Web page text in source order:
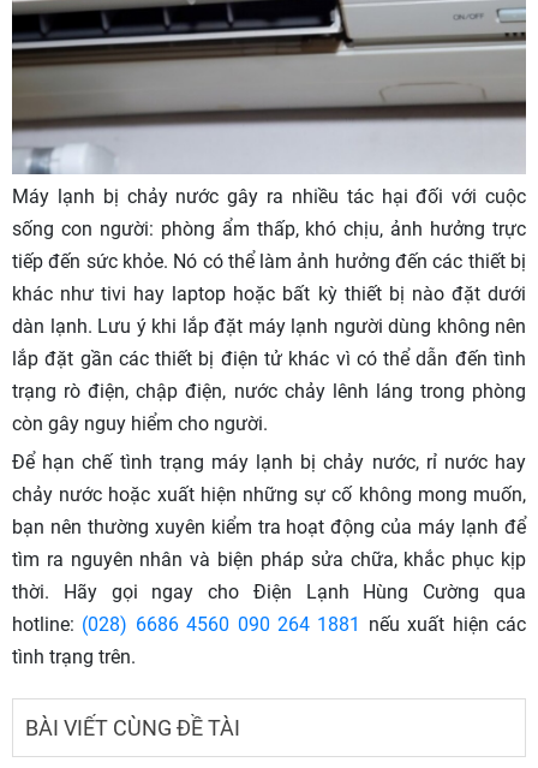
Máy lạnh bị chảy nước gây ra nhiều tác hại đối với cuộc
sống con người: phòng ẩm thấp, khó chịu, ảnh hưởng trực
tiếp đến sức khỏe. Nó có thể làm ảnh hưởng đến các thiết bị
khác như tivi hay laptop hoặc bất kỳ thiết bị nào đặt dưới
dàn lạnh. Lưu ý khi lắp đặt máy lạnh người dùng không nên
lắp đặt gần các thiết bị điện tử khác vì có thể dẫn đến tình
trạng rò điện, chập điện, nước chảy lênh láng trong phòng
còn gây nguy hiểm cho người.
Để hạn chế tình trạng máy lạnh bị chảy nước, rỉ nước hay
chảy nước hoặc xuất hiện những sự cố không mong muốn,
bạn nên thường xuyên kiểm tra hoạt động của máy lạnh để
tìm ra nguyên nhân và biện pháp sửa chữa, khắc phục kịp
thời. Hãy gọi ngay cho Điện Lạnh Hùng Cường qua
hotline: (028) 6686 4560 090 264 1881 nếu xuất hiện các
tình trạng trên.
BÀI VIẾT CÙNG ĐỀ TÀI